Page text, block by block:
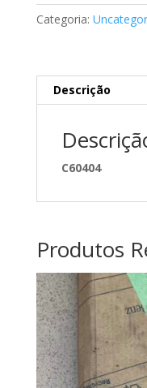
A6317660241
Categoria:
Descrição
C60404
Produtos